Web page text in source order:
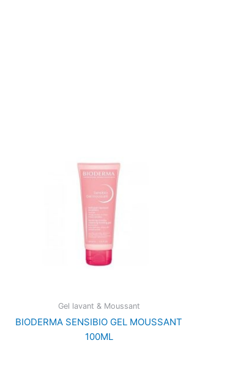
Gel lavant & Moussant
BIODERMA SENSIBIO GEL MOUSSANT
100ML